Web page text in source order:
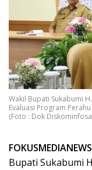
Wakil Bupati Sukabumi
Evaluasi Program
(Foto : Dok
Bupati Sukabumi